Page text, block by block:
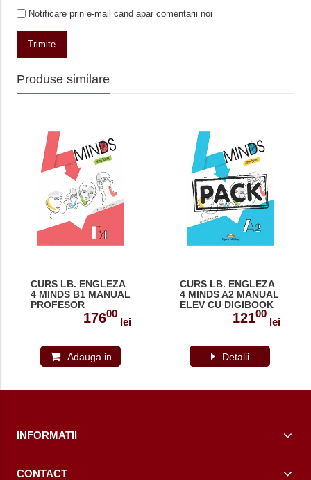
Notificare prin e-mail cand apar comentarii noi
Trimite
Produse similare
CURS LB. ENGLEZA
4 MINDS B1 MANUAL
PROFESOR
17600
lei
Adauga in
CURS LB. ENGLEZA
4 MINDS A2 MANUAL
ELEV CU DIGIBOOK
12100
lei
Detalii
INFORMATII
CONTACT